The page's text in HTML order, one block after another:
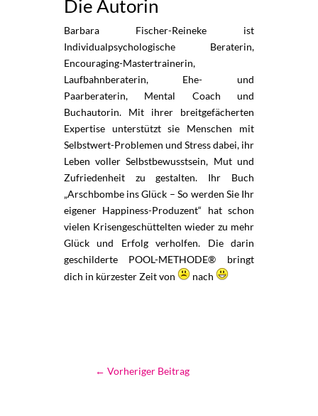
Die Autorin
Barbara Fischer-Reineke ist
Individualpsychologische Beraterin,
Encouraging-Mastertrainerin,
Laufbahnberaterin, Ehe- und
Paarberaterin, Mental Coach und
Buchautorin. Mit ihrer breitgefächerten
Expertise unterstützt sie Menschen mit
Selbstwert-Problemen und Stress dabei, ihr
Leben voller Selbstbewusstsein, Mut und
Zufriedenheit zu gestalten. Ihr Buch
„Arschbombe ins Glück – So werden Sie Ihr
eigener Happiness-Produzent“ hat schon
vielen Krisengeschüttelten wieder zu mehr
Glück und Erfolg verholfen. Die darin
geschilderte POOL-METHODE® bringt
dich in kürzester Zeit von
nach
←Vorheriger Beitrag